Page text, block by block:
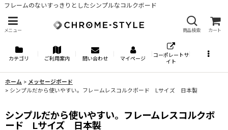
フレームのないすっきりとしたシンプルなコルクボード
メニュー 商品検索 カート
カテゴリ ご利用案内 問い合わせ マイページ
コーポレートサ
イト
ホーム > メッセージボード
> シンプルだから使いやすい。フレームレスコルクボード Lサイズ 日本製
シンプルだから使いやすい。フレームレスコルクボ
ード Lサイズ 日本製